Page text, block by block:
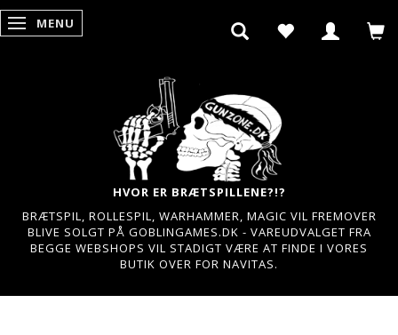
SKIFTE NAVIGATION
MENU
HVOR ER BRÆTSPILLENE?!?
BRÆTSPIL, ROLLESPIL, WARHAMMER, MAGIC VIL FREMOVER
BLIVE SOLGT PÅ GOBLINGAMES.DK - VAREUDVALGET FRA
BEGGE WEBSHOPS VIL STADIGT VÆRE AT FINDE I VORES
BUTIK OVER FOR NAVITAS.